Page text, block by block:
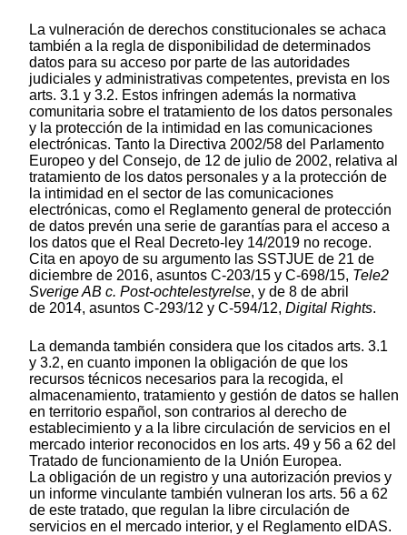
La vulneración de derechos constitucionales se achaca
también a la regla de disponibilidad de determinados
datos para su acceso por parte de las autoridades
judiciales y administrativas competentes, prevista en los
arts. 3.1 y 3.2. Estos infringen además la normativa
comunitaria sobre el tratamiento de los datos personales
y la protección de la intimidad en las comunicaciones
electrónicas. Tanto la Directiva 2002/58 del Parlamento
Europeo y del Consejo, de 12 de julio de 2002, relativa al
tratamiento de los datos personales y a la protección de
la intimidad en el sector de las comunicaciones
electrónicas, como el Reglamento general de protección
de datos prevén una serie de garantías para el acceso a
los datos que el Real Decreto-ley 14/2019 no recoge.
Cita en apoyo de su argumento las SSTJUE de 21 de
diciembre de 2016, asuntos C-203/15 y C-698/15, Tele2
Sverige AB c. Post-ochtelestyrelse, y de 8 de abril
de 2014, asuntos C-293/12 y C-594/12, Digital Rights.
La demanda también considera que los citados arts. 3.1
y 3.2, en cuanto imponen la obligación de que los
recursos técnicos necesarios para la recogida, el
almacenamiento, tratamiento y gestión de datos se hallen
en territorio español, son contrarios al derecho de
establecimiento y a la libre circulación de servicios en el
mercado interior reconocidos en los arts. 49 y 56 a 62 del
Tratado de funcionamiento de la Unión Europea.
La obligación de un registro y una autorización previos y
un informe vinculante también vulneran los arts. 56 a 62
de este tratado, que regulan la libre circulación de
servicios en el mercado interior, y el Reglamento eIDAS.